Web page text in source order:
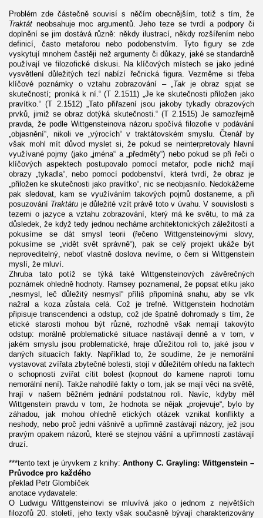
Problém zde částečně souvisí s něčím obecnějším, totiž s tím, že
Traktát neobsahuje moc argumentů. Jeho teze se tvrdí a podpory či
doplnění se jim dostává různě: někdy ilustrací, někdy rozšířením nebo
definicí, často metaforou nebo podobenstvím. Tyto figury se zde
vyskytují mnohem častěji než argumenty či důkazy, jaké se standardně
používají ve filozofické diskusi. Na klíčových místech se jako jediné
vysvětlení důležitých tezí nabízí řečnická figura. Vezměme si třeba
klíčové poznámky o vztahu zobrazování – „ Takje obraz spjat se
skutečností; proniká k ní.“ (T 2.1511) „Je ke skutečnosti přiložen jako
pravítko.“ (T 2.1512) „Tato přiřazení jsou jakoby tykadly obrazových
prvků, jimiž se obraz dotýká skutečnosti.“ (T 2.1515) Je samozřejmě
pravda, že podle Wittgensteinova názoru spočívá filozofie v podávání
„objasnění“, nikoli ve „výrocích“ v traktátovském smyslu. Čtenář by
však mohl mít důvod myslet si, že pokud se neinterpretovaly hlavní
využívané pojmy (jako „jména“ a „předměty“) nebo pokud se při řeči o
klíčových aspektech postupovalo pomocí metafor, podle nichž mají
obrazy „tykadla“, nebo pomocí podobenství, která tvrdí, že obraz je
„přiložen ke skutečnosti jako pravítko“, nic se neobjasnilo. Nedokážeme
pak sledovat, kam se využíváním takových pojmů dostaneme, a při
posuzování Traktátu je důležité vzít právě toto v úvahu. V souvislosti s
tezemi o jazyce a vztahu zobrazování, který má ke světu, to má za
důsledek, že když tedy jednou necháme architektonických záležitostí a
pokusíme se dát smysl teorii (řečeno Wittgensteinovými slovy,
pokusíme se „vidět svět správně“), pak se celý projekt ukáže být
neproveditelný, neboť vlastně doslova nevíme, o čem si Wittgenstein
myslí, že mluví.
Zhruba tato potíž se týká také Wittgensteinových závěrečných
poznámek ohledně hodnoty. Ramsey poznamenal, že popsat etiku jako
„nesmysl, leč důležitý nesmysl“ příliš připomíná snahu, aby se vlk
nažral a koza zůstala celá. Což je trefné. Wittgenstein hodnotám
připisuje transcendenci a odstup, což jde špatně dohromady s tím, že
etické starosti mohou být různé, rozhodně však nemají takovýto
odstup: morálně problematické situace nastávají denně a v tom, v
jakém smyslu jsou problematické, hraje důležitou roli to, jaké jsou v
daných situacích fakty. Například to, že soudíme, že je nemorální
vystavovat zvířata zbytečné bolesti, stojí v důležitém ohledu na faktech
o schopnosti zvířat cítit bolest (kopnout do kamene naproti tomu
nemorální není). Takže nahodilé fakty o tom, jak se mají věci na světě,
hrají v našem běžném jednání podstatnou roli. Navíc, kdyby měl
Wittgenstein pravdu v tom, že hodnota se nějak „projevuje“, bylo by
záhadou, jak mohou ohledně etických otázek vznikat konflikty a
neshody, nebo proč jedni vášnivě a upřímně zastávají názory, jež jsou
pravým opakem názorů, které se stejnou vášní a upřímností zastávají
druzí.
***tento text je úryvkem z knihy:Anthony C. Grayling: Wittgenstein –
Průvodce pro každého
překlad Petr Glombíček
anotace vydavatele:
O Ludwigu Wittgensteinovi se mluvívá jako o jednom z největších
filozofů 20. století, jeho texty však současně bývají charakterizovány